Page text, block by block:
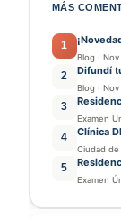
MÁS
1
Blog · Nov
2 Difundí
Blog · Nov
3
Examen
4 Clínica
Ciudad
5
Examen